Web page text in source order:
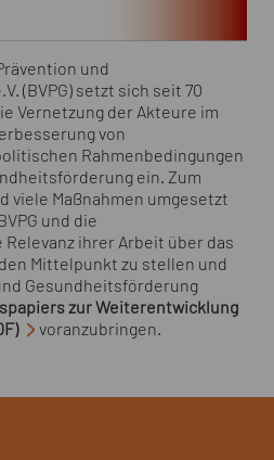
und
(BVPG) setzt sich seit 70
Vernetzung der Akteure im
von
Rahmenbedingungen
ein. Zum
viele Maßnahmen umgesetzt
und die
ihrer Arbeit über das
Mittelpunkt zu stellen und
Gesundheitsförderung
zur Weiterentwicklung
voranzubringen.